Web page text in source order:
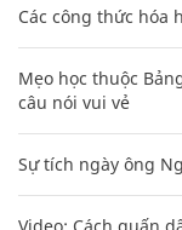
Các công thức hóa
Mẹo học thuộc
câu nói vui vẻ
Sự tích ngày ông
Video: Cách quấn